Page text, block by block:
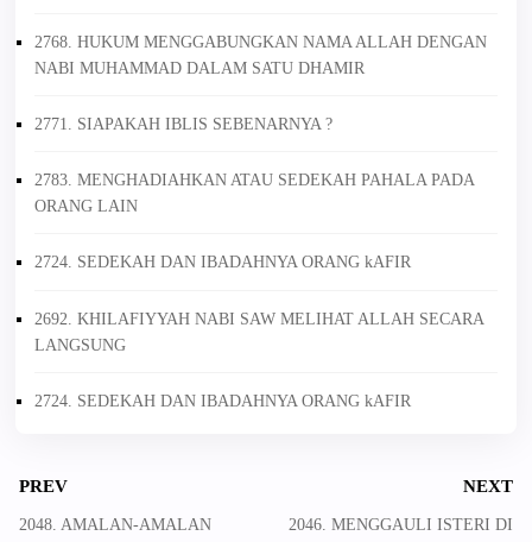
2768. HUKUM MENGGABUNGKAN NAMA ALLAH DENGAN
NABI MUHAMMAD DALAM SATU DHAMIR
2771. SIAPAKAH IBLIS SEBENARNYA ?
2783. MENGHADIAHKAN ATAU SEDEKAH PAHALA PADA
ORANG LAIN
2724. SEDEKAH DAN IBADAHNYA ORANG kAFIR
2692. KHILAFIYYAH NABI SAW MELIHAT ALLAH SECARA
LANGSUNG
2724. SEDEKAH DAN IBADAHNYA ORANG kAFIR
PREV
2048. AMALAN-AMALAN
NEXT
2046. MENGGAULI ISTERI DI